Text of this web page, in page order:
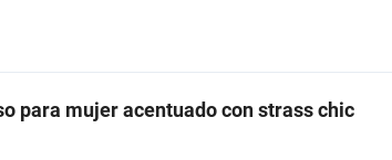
para mujer acentuado con strass chic